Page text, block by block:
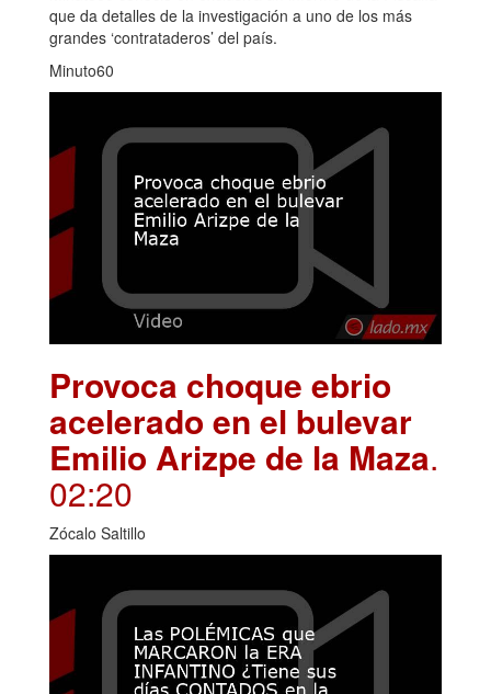
que da detalles de la investigación a uno de los más
grandes ‘contrataderos’ del país.
Minuto60
Provoca choque ebrio
acelerado en el bulevar
Emilio Arizpe de la Maza.
02:20
Zócalo Saltillo